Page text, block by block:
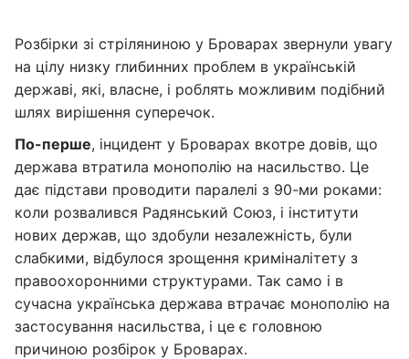
Розбірки зі стріляниною у Броварах звернули увагу
на цілу низку глибинних проблем в українській
державі, які, власне, і роблять можливим подібний
шлях вирішення суперечок.
По-перше, інцидент у Броварах вкотре довів, що
держава втратила монополію на насильство. Це
дає підстави проводити паралелі з 90-ми роками:
коли розвалився Радянський Союз, і інститути
нових держав, що здобули незалежність, були
слабкими, відбулося зрощення криміналітету з
правоохоронними структурами. Так само і в
сучасна українська держава втрачає монополію на
застосування насильства, і це є головною
причиною розбірок у Броварах.